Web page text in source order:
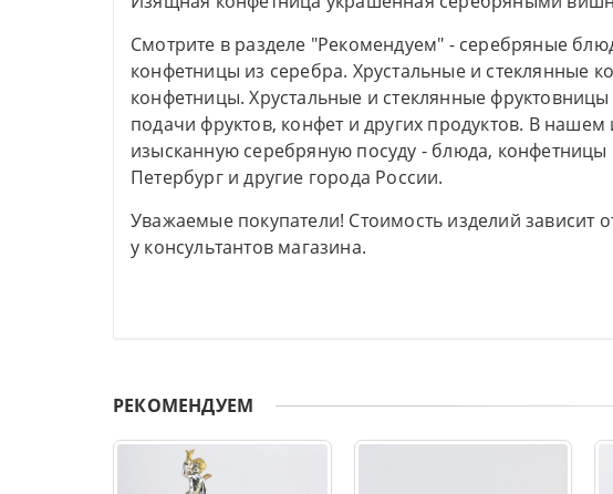
Смотрите в разделе "Рекомендуем" - серебряные
конфетницы из серебра. Хрустальные и стеклянные
конфетницы. Хрустальные и стеклянные
подачи фруктов, конфет и других продуктов. В
изысканную серебряную посуду - блюда,
Петербург и другие города России.
Уважаемые покупатели! Стоимость изделий зависит
у консультантов магазина.
РЕКОМЕНДУЕМ